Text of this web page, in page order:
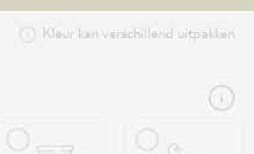
Kleur kan verschillend uitpakken